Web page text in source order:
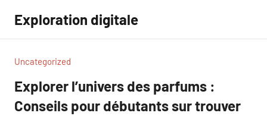
contenu
Exploration digitale
Uncategorized
Explorer l’univers des parfums :
Conseils pour débutants sur trouver